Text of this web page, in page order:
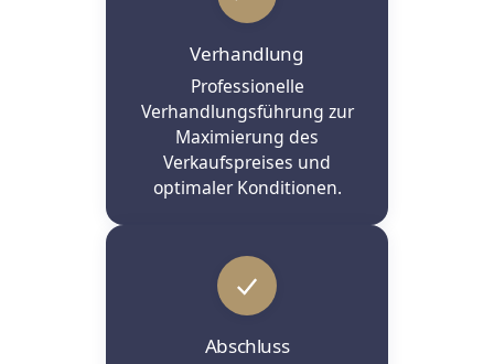
Verhandlung
Professionelle
Verhandlungsführung zur
Maximierung des
Verkaufspreises und
optimaler Konditionen.
Abschluss